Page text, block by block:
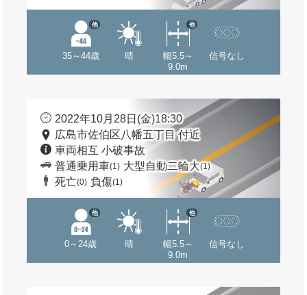
35～44歳
他
晴
幅5.5～
9.0m
他
信号なし
2022年10月28日(金)18:30
広島市佐伯区八幡五丁目 付近
車両相互 小破事故
普通乗用車(1) 大型自動二輪大(1)
死亡(0) 負傷(1)
0～24歳
他
晴
幅5.5～
9.0m
他
信号なし